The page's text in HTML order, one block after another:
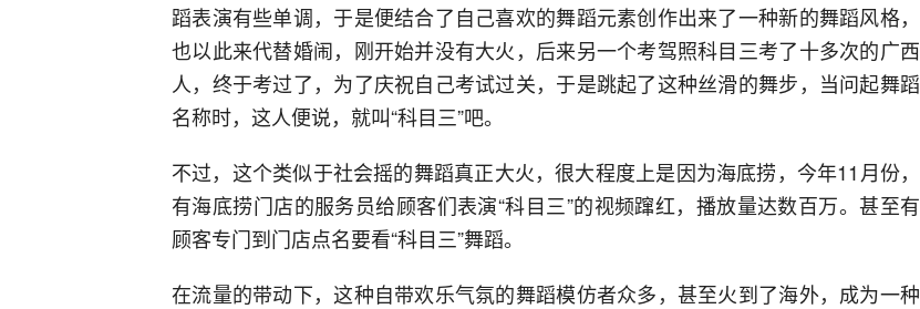
蹈表演有些单调，于是便结合了自己喜欢的舞蹈元素创作出来了一种新的舞蹈风格，
也以此来代替婚闹，刚开始并没有大火，后来另一个考驾照科目三考了十多次的广西
人，终于考过了，为了庆祝自己考试过关，于是跳起了这种丝滑的舞步，当问起舞蹈
名称时，这人便说，就叫“科目三”吧。
不过，这个类似于社会摇的舞蹈真正大火，很大程度上是因为海底捞，今年11月份，
有海底捞门店的服务员给顾客们表演“科目三”的视频蹿红，播放量达数百万。甚至有
顾客专门到门店点名要看“科目三”舞蹈。
在流量的带动下，这种自带欢乐气氛的舞蹈模仿者众多，甚至火到了海外，成为一种